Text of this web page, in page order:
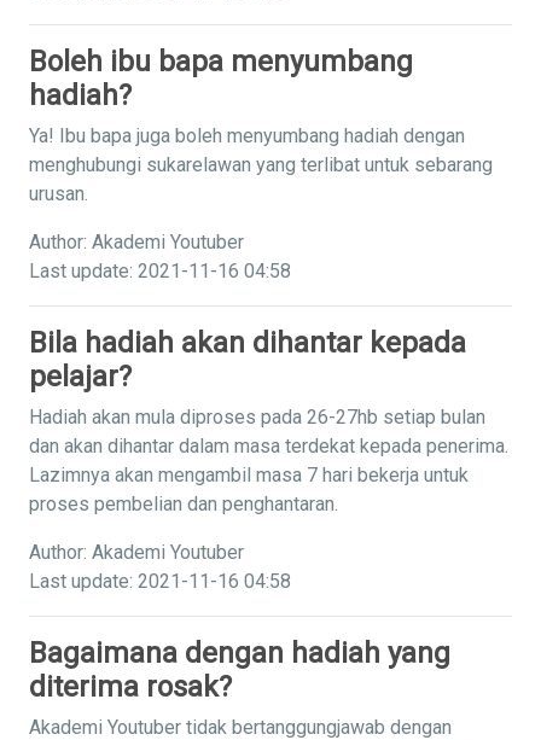
Boleh ibu bapa menyumbang
hadiah?
Ya! Ibu bapa juga boleh menyumbang hadiah dengan
menghubungi sukarelawan yang terlibat untuk sebarang
urusan.
Author: Akademi Youtuber
Last update: 2021-11-16 04:58
Bila hadiah akan dihantar kepada
pelajar?
Hadiah akan mula diproses pada 26-27hb setiap bulan
dan akan dihantar dalam masa terdekat kepada penerima.
Lazimnya akan mengambil masa 7 hari bekerja untuk
proses pembelian dan penghantaran.
Author: Akademi Youtuber
Last update: 2021-11-16 04:58
Bagaimana dengan hadiah yang
diterima rosak?
Akademi Youtuber tidak bertanggungjawab dengan